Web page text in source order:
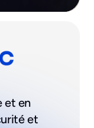
et en
et